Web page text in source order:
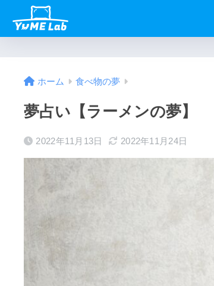
ホーム 食べ物の夢
夢占い【ラーメンの夢】
2022年11月13日 2022年11月24日